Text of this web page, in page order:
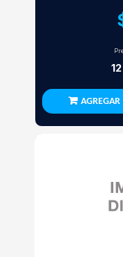
12
AGREGAR